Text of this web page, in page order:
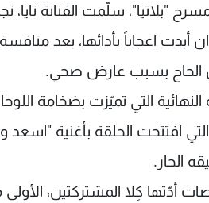
"بلاتيا"، سلّمت الفنانة نايا،
أبدت اعجاباً بأدائها، بعد
الحاج بسبب عارض صحي.
النهائية التي تميّزت بضخامة
التي افتتحت الحلقة بأغنية
الحار.
أدّتها كِلا المشتركتين،